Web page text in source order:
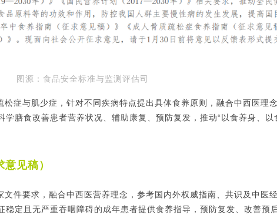
图源：食品安全标准与监测评估司
症与肌少症，针对不同疾病特点提出具体食养原则，融合中西医理
膳食改善患者营养状况、辅助康复、预防复发，推动“以食养身、以
见稿）
件要求，融合中西医营养理念，参考国内外权威指南、共识及中医
定且无严重吞咽障碍的成年患者提供食养指导，预防复发、改善预